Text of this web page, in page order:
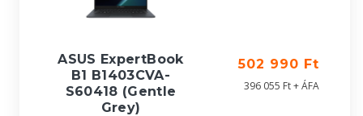
ASUS ExpertBook
B1 B1403CVA-
S60418 (Gentle
Grey)
502 990 Ft
396 055 Ft + ÁFA